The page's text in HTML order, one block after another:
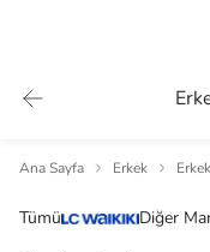
Ana Sayfa Erkek
Tümü Diğer